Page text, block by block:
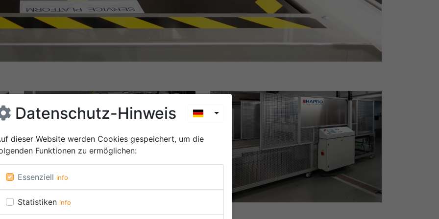
Datenschutz-Hinweis Toggle Dropdown
dieser Website werden Cookies gespeichert, um die
Funktionen zu ermöglichen:
Essenziell info
Statistiken info